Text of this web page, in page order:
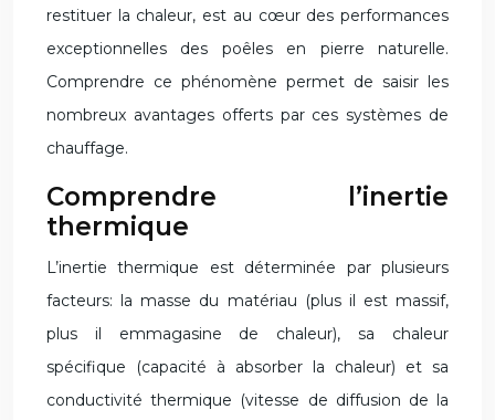
restituer la chaleur, est au cœur des performances
exceptionnelles des poêles en pierre naturelle.
Comprendre ce phénomène permet de saisir les
nombreux avantages offerts par ces systèmes de
chauffage.
Comprendre l’inertie
thermique
L’inertie thermique est déterminée par plusieurs
facteurs: la masse du matériau (plus il est massif,
plus il emmagasine de chaleur), sa chaleur
spécifique (capacité à absorber la chaleur) et sa
conductivité thermique (vitesse de diffusion de la